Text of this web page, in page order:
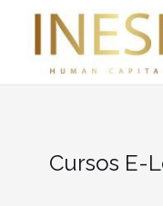
content
Cursos E-